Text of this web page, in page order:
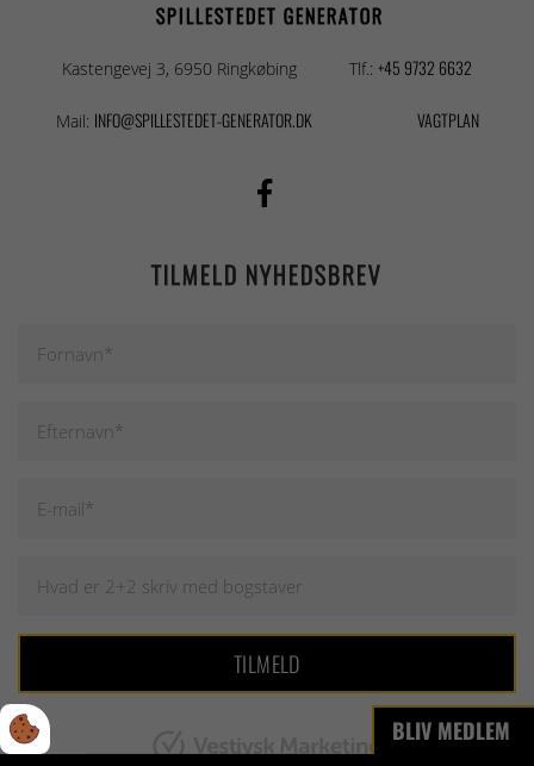
SPILLESTEDET GENERATOR
Kastengevej 3, 6950 Ringkøbing Tlf.: +45 9732 6632
Mail: INFO@SPILLESTEDET-GENERATOR.DK VAGTPLAN
TILMELD NYHEDSBREV
BLIV MEDLEM